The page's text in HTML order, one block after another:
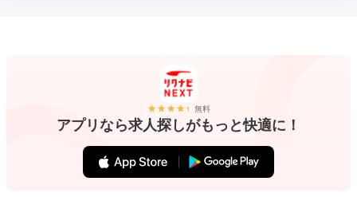
無料
アプリなら求人探しがもっと快適に！